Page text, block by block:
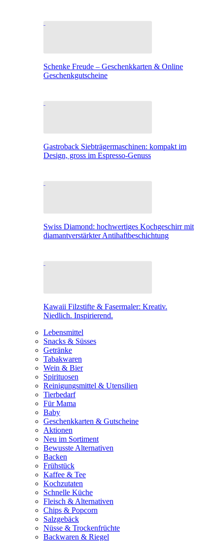
Schenke Freude – Geschenkkarten & Online
Geschenkgutscheine
Gastroback Siebträgermaschinen: kompakt im
Design, gross im Espresso-Genuss
Swiss Diamond: hochwertiges Kochgeschirr mit
diamantverstärkter Antihaftbeschichtung
Kawaii Filzstifte & Fasermaler: Kreativ.
Niedlich. Inspirierend.
Lebensmittel
Snacks & Süsses
Getränke
Tabakwaren
Wein & Bier
Spirituosen
Reinigungsmittel & Utensilien
Tierbedarf
Für Mama
Baby
Geschenkkarten & Gutscheine
Aktionen
Neu im Sortiment
Bewusste Alternativen
Backen
Frühstück
Kaffee & Tee
Kochzutaten
Schnelle Küche
Fleisch & Alternativen
Chips & Popcorn
Salzgebäck
Nüsse & Trockenfrüchte
Backwaren & Riegel